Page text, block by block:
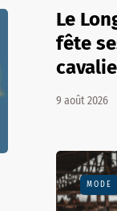
Le
fête
9 août 2026
MODE